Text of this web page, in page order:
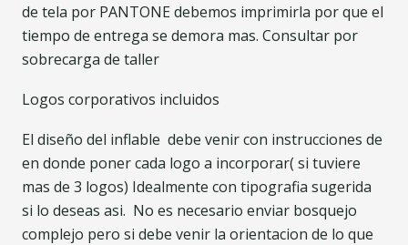
de tela por PANTONE debemos imprimirla por que el
tiempo de entrega se demora mas. Consultar por
sobrecarga de taller
Logos corporativos incluidos
El diseño del inflable debe venir con instrucciones de
en donde poner cada logo a incorporar( si tuviere
mas de 3 logos) Idealmente con tipografia sugerida
si lo deseas asi. No es necesario enviar bosquejo
complejo pero si debe venir la orientacion de lo que